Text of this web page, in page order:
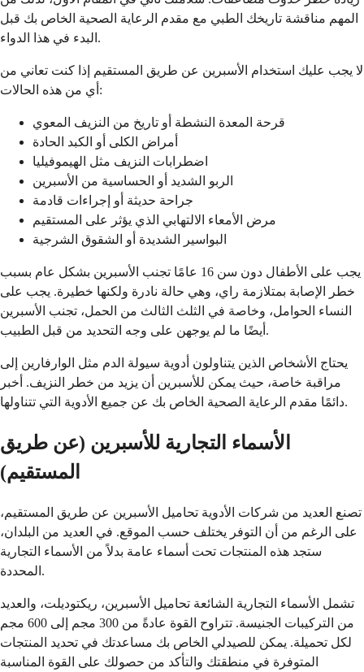
المهم مناقشة تاريخك الطبي مع مقدم الرعاية الصحية الخاص بك قبل
البدء في هذا الدواء.
لا يجب عليك استخدام الأسبرين عن طريق المستقيم إذا كنت تعاني من
أي من هذه الحالات:
قرحة المعدة النشطة أو تاريخ من النزيف المعوي
أمراض الكلى أو الكبد الحادة
اضطرابات النزيف مثل الهيموفيليا
الربو الشديد أو الحساسية من الأسبرين
جراحة حديثة أو إجراءات قادمة
مرض الأمعاء الالتهابي الذي يؤثر على المستقيم
البواسير الشديدة أو الشقوق الشرجية
يجب على الأطفال دون سن 16 عامًا تجنب الأسبرين بشكل عام بسبب
خطر الإصابة بمتلازمة راي، وهي حالة نادرة ولكنها خطيرة. يجب على
النساء الحوامل، وخاصة في الثلث الثالث من الحمل، تجنب الأسبرين
أيضًا ما لم يوجهن على وجه التحديد من قبل الطبيب.
يحتاج الأشخاص الذين يتناولون أدوية سيولة الدم مثل الوارفارين إلى
مراقبة خاصة، حيث يمكن للأسبرين أن يزيد من خطر النزيف. أخبر
دائمًا مقدم الرعاية الصحية الخاص بك عن جميع الأدوية التي تتناولها.
الأسماء التجارية للأسبرين (عن طريق
المستقيم)
تصنع العديد من شركات الأدوية تحاميل الأسبرين عن طريق المستقيم،
على الرغم من أن التوفر يختلف حسب الموقع. في العديد من البلدان،
ستجد هذه المنتجات تحت أسماء عامة بدلاً من الأسماء التجارية
المحددة.
تشمل الأسماء التجارية الشائعة تحاميل الأسبرين، ريكتوديلت، والعديد
من التركيبات الجنيسة. تتراوح القوة عادةً من 300 مجم إلى 600 مجم
لكل تحميلة. يمكن للصيدلي الخاص بك مساعدتك في تحديد المنتجات
المتوفرة في منطقتك والتأكد من حصولك على القوة المناسبة